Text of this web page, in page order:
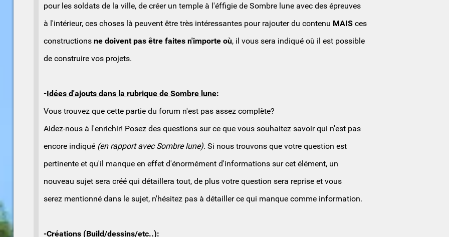
pour les soldats de la ville, de créer un temple à l'éffigie de Sombre lune avec des épreuves
à l'intérieur, ces choses là peuvent être très intéressantes pour rajouter du contenu MAIS ces
constructions ne doivent pas être faites n'importe où, il vous sera indiqué où il est possible
de construire vos projets.
-Idées d'ajouts dans la rubrique de Sombre lune:
Vous trouvez que cette partie du forum n'est pas assez complète?
Aidez-nous à l'enrichir! Posez des questions sur ce que vous souhaitez savoir qui n'est pas
encore indiqué (en rapport avec Sombre lune).Si nous trouvons que votre question est
pertinente et qu'il manque en effet d'énormément d'informations sur cet élément, un
nouveau sujet sera créé qui détaillera tout, de plus votre question sera reprise et vous
serez mentionné dans le sujet, n'hésitez pas à détailler ce qui manque comme information.
-Créations (Build/dessins/etc..):